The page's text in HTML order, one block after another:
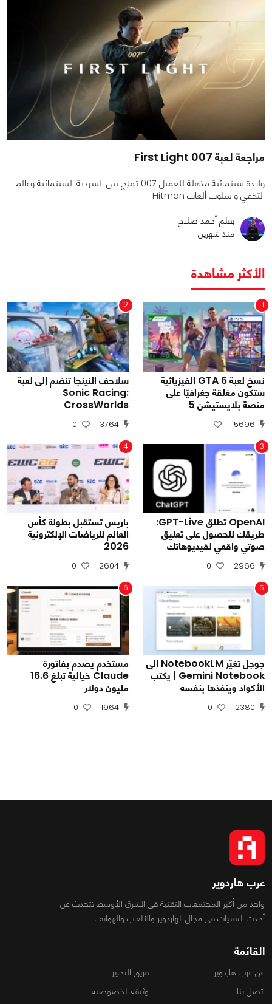
مراجعة لعبة 007 First Light
ولادة سينمائية مذهلة للعميل 007 تمزج بين السردية السينمائية وعالم
التخفي واسلوب ألعاب Hitman
بقلم أحمد صلاح
منذ شهرين
الأكثر مشاهدة
1
نسخ لعبة GTA 6 الفيزيائية
ستكون مغلقة جغرافيًا على
منصة بلايستيشن 5
15696
1
2
سلاحف النينجا تنضم إلى لعبة
Sonic Racing:
CrossWorlds
3764
0
3
OpenAI تطلق GPT-Live:
طريقك للحصول على تعليق
صوتي واقعي لفيديوهاتك
2966
0
4
باريس تستقبل بطولة كأس
العالم للرياضات الإلكترونية
2026
2604
0
5
جوجل تغيّر NotebookLM إلى
Gemini Notebook | يكتب
الأكواد وينفذها بنفسه
2380
0
6
مستخدم يصدم بفاتورة
Claude خيالية تبلغ 16.6
مليون دولار
1964
0
عرب هاردوير
واحد من أكبر المجتمعات التقنية فى الشرق الأوسط تتحدث عن
أحدث التقنيات فى مجال الهاردوير والألعاب والهواتف
القائمة
عن عرب هاردوير
فريق التحرير
اتصل بنا
وثيقة الخصوصية